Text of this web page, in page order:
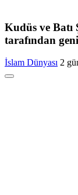
Kudüs ve Batı
tarafından
İslam Dünyası 2